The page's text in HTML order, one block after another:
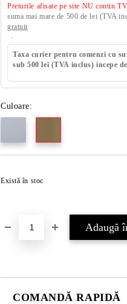
Preturile afisate pe site NU contin
suma mai mare de 500 de lei (TVA
gratuit
Taxa curier pentru comenzi cu
sub 500 lei (TVA inclus) incepe
Culoare:
Există în stoc
COMANDĂ RAPIDĂ